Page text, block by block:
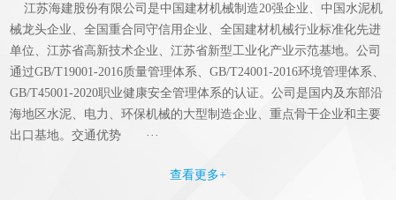
江苏海建股份有限公司是中国建材机械制造20强企业、中国水泥机
械龙头企业、全国重合同守信用企业、全国建材机械行业标准化先进
单位、江苏省高新技术企业、江苏省新型工业化产业示范基地。公司
通过GB/T19001-2016质量管理体系、GB/T24001-2016环境管理体系、
GB/T45001-2020职业健康安全管理体系的认证。公司是国内及东部沿
海地区水泥、电力、环保机械的大型制造企业、重点骨干企业和主要
出口基地。交通优势 ···
查看更多+